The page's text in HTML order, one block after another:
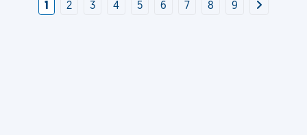
1 2 3 4 5 6 7 8 9